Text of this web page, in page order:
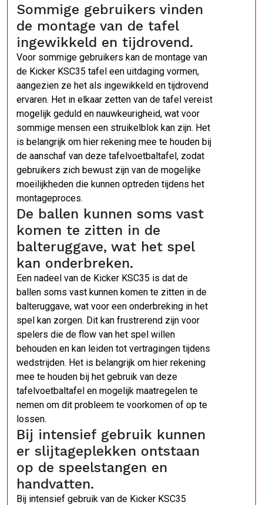
Sommige gebruikers vinden
de montage van de tafel
ingewikkeld en tijdrovend.
Voor sommige gebruikers kan de montage van
de Kicker KSC35 tafel een uitdaging vormen,
aangezien ze het als ingewikkeld en tijdrovend
ervaren. Het in elkaar zetten van de tafel vereist
mogelijk geduld en nauwkeurigheid, wat voor
sommige mensen een struikelblok kan zijn. Het
is belangrijk om hier rekening mee te houden bij
de aanschaf van deze tafelvoetbaltafel, zodat
gebruikers zich bewust zijn van de mogelijke
moeilijkheden die kunnen optreden tijdens het
montageproces.
De ballen kunnen soms vast
komen te zitten in de
balteruggave, wat het spel
kan onderbreken.
Een nadeel van de Kicker KSC35 is dat de
ballen soms vast kunnen komen te zitten in de
balteruggave, wat voor een onderbreking in het
spel kan zorgen. Dit kan frustrerend zijn voor
spelers die de flow van het spel willen
behouden en kan leiden tot vertragingen tijdens
wedstrijden. Het is belangrijk om hier rekening
mee te houden bij het gebruik van deze
tafelvoetbaltafel en mogelijk maatregelen te
nemen om dit probleem te voorkomen of op te
lossen.
Bij intensief gebruik kunnen
er slijtageplekken ontstaan
op de speelstangen en
handvatten.
Bij intensief gebruik van de Kicker KSC35